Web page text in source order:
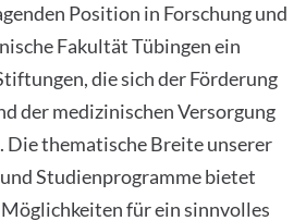
-
A
r
e
s
e
Position in Forschung und
Fakultät Tübingen ein
die sich der Förderung
der medizinischen Versorgung
Die thematische Breite unserer
Studienprogramme bietet
für ein sinnvolles